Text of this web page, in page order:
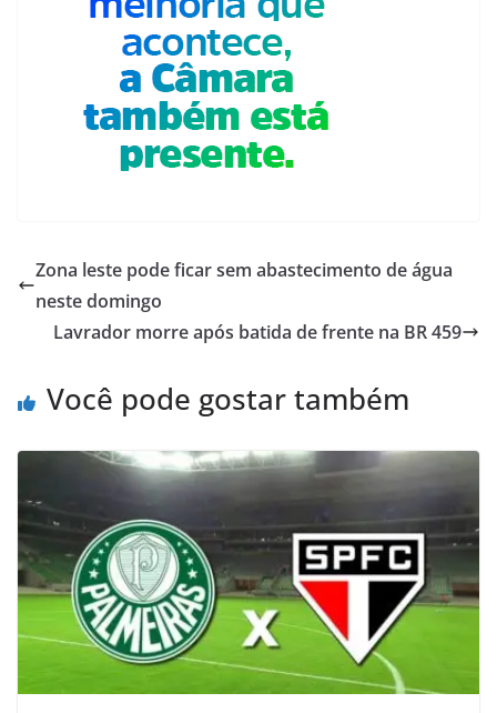
Zona leste pode ficar sem abastecimento de água
neste domingo
Lavrador morre após batida de frente na BR 459
Você pode gostar também